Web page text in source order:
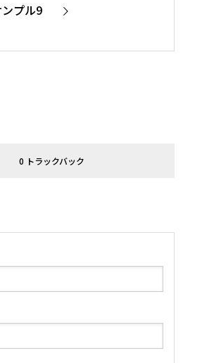
プル9
0 トラックバック